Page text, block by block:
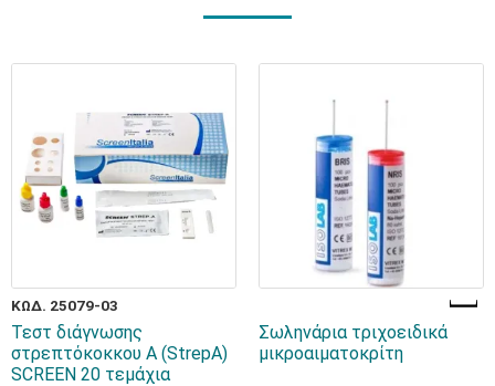
ΚΩΔ. 25079-03
Τεστ διάγνωσης
στρεπτόκοκκου Α (StrepA)
SCREEN 20 τεμάχια
Σωληνάρια τριχοειδικά
μικροαιματοκρίτη